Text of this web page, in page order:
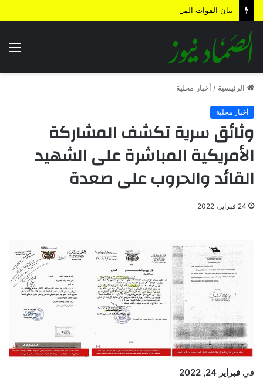
الرئيسية / أخبار محلية
أخبار محلية
وثائق سرية تكشف المشاركة
الأمريكية المباشرة على الشهيد
القائد والحروب على صعدة
24 فبراير، 2022
في فبراير 24, 2022